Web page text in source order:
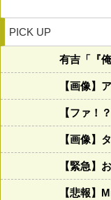
PICK UP
有吉「『
【画像】
【ファ！
【画像】
【緊急】
【悲報】